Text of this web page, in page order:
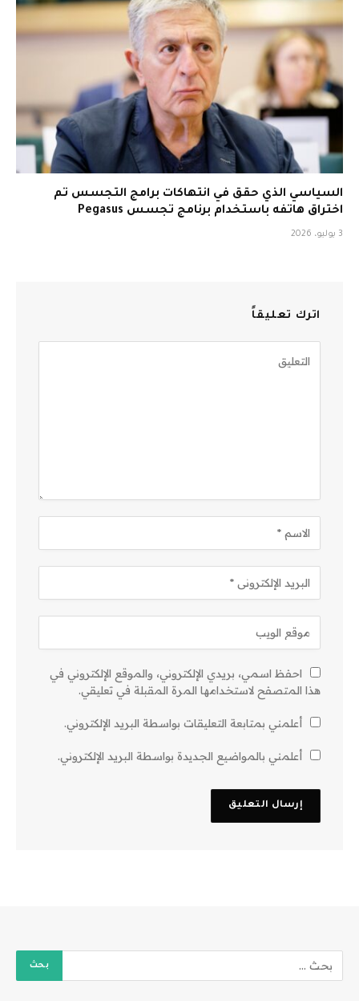
السياسي الذي حقق في انتهاكات برامج التجسس تم
اختراق هاتفه باستخدام برنامج تجسس Pegasus
3 يوليو، 2026
اترك تعليقاً
احفظ اسمي، بريدي الإلكتروني، والموقع الإلكتروني في
هذا المتصفح لاستخدامها المرة المقبلة في تعليقي.
أعلمني بمتابعة التعليقات بواسطة البريد الإلكتروني.
أعلمني بالمواضيع الجديدة بواسطة البريد الإلكتروني.